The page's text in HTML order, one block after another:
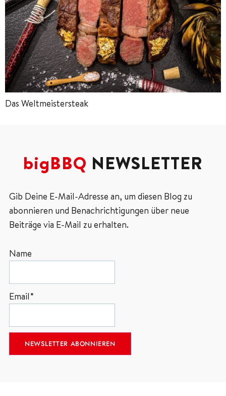
Das Weltmeistersteak
bigBBQ NEWSLETTER
Gib Deine E-Mail-Adresse an, um diesen Blog zu
abonnieren und Benachrichtigungen über neue
Beiträge via E-Mail zu erhalten.
Name
Email*